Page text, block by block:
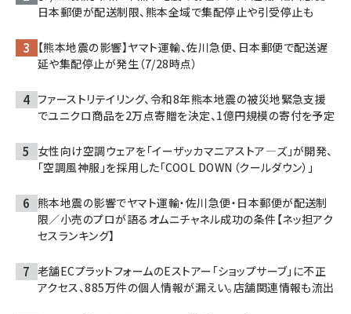
日本郵便が配送制限、熊本全域で集配停止や引受停止も
【熊本地震の影響】ヤマト運輸、佐川急便、日本郵便で配送遅
延や集配停止が発生（7/28時点）
ファーストリテイリング、令和8年熊本地震の被災地緊急支援
でユニクロ商品を2万点寄贈を決定、1億円規模の寄付を予定
女性向け空調ウェアを「イーザッカマニアストア―ズ」が開発、
「空調風神服」を採用した「COOL DOWN（クールダウン）」
熊本地震の影響でヤマト運輸・佐川急便・日本郵便が配送制
限／小売のプロが語るオムニチャネル成功の条件【ネッ担アク
セスランキング】
老舗ECプラットフォームのEストアー「ショップサーブ」に不正
アクセス、885万件の個人情報が漏えい。店舗関連情報も流出